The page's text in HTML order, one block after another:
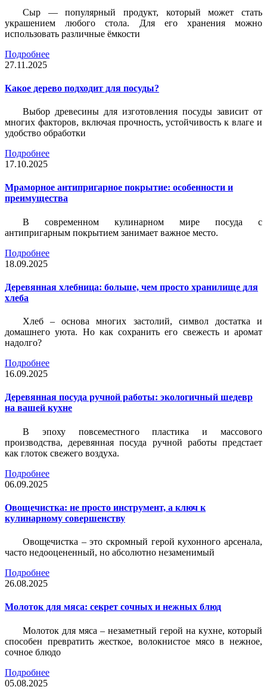
Сыр — популярный продукт, который может стать
украшением любого стола. Для его хранения можно
использовать различные ёмкости
Подробнее
27.11.2025
Какое дерево подходит для посуды?
Выбор древесины для изготовления посуды зависит от
многих факторов, включая прочность, устойчивость к влаге и
удобство обработки
Подробнее
17.10.2025
Мраморное антипригарное покрытие: особенности и
преимущества
В современном кулинарном мире посуда с
антипригарным покрытием занимает важное место.
Подробнее
18.09.2025
Деревянная хлебница: больше, чем просто хранилище для
хлеба
Хлеб – основа многих застолий, символ достатка и
домашнего уюта. Но как сохранить его свежесть и аромат
надолго?
Подробнее
16.09.2025
Деревянная посуда ручной работы: экологичный шедевр
на вашей кухне
В эпоху повсеместного пластика и массового
производства, деревянная посуда ручной работы предстает
как глоток свежего воздуха.
Подробнее
06.09.2025
Овощечистка: не просто инструмент, а ключ к
кулинарному совершенству
Овощечистка – это скромный герой кухонного арсенала,
часто недооцененный, но абсолютно незаменимый
Подробнее
26.08.2025
Молоток для мяса: секрет сочных и нежных блюд
Молоток для мяса – незаметный герой на кухне, который
способен превратить жесткое, волокнистое мясо в нежное,
сочное блюдо
Подробнее
05.08.2025